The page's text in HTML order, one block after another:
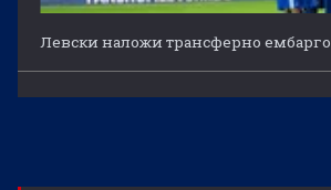
Левски наложи трансферно ембарго